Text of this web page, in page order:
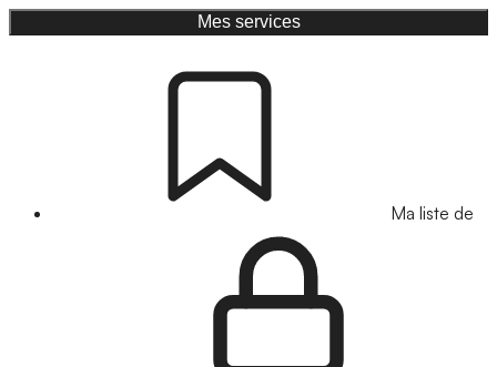
Mes services
Ma liste de